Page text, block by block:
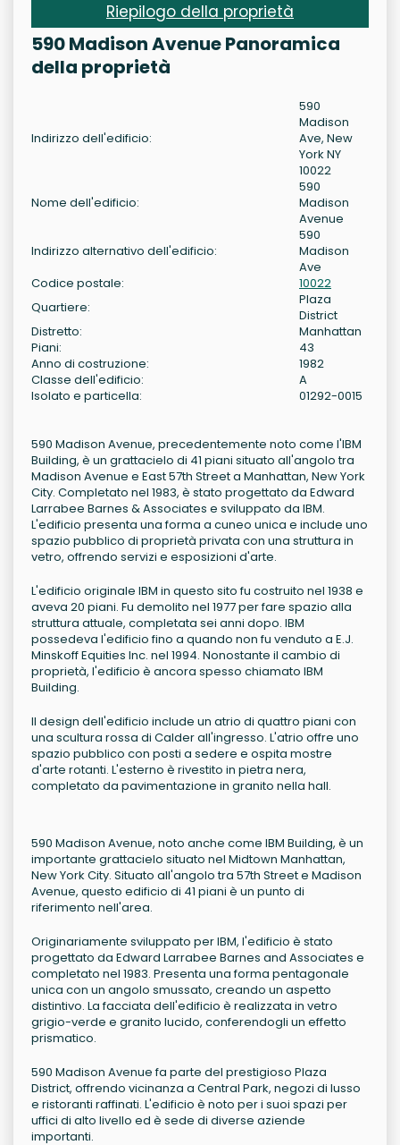
Riepilogo della proprietà
590 Madison Avenue Panoramica
della proprietà
Indirizzo dell'edificio:
590
Madison
Ave, New
York NY
10022
Nome dell'edificio:
590
Madison
Avenue
Indirizzo alternativo dell'edificio:
590
Madison
Ave
Codice postale:
10022
Quartiere:
Plaza
District
Distretto:
Manhattan
Piani:
43
Anno di costruzione:
1982
Classe dell'edificio:
A
Isolato e particella:
01292-0015
590 Madison Avenue, precedentemente noto come l'IBM
Building, è un grattacielo di 41 piani situato all'angolo tra
Madison Avenue e East 57th Street a Manhattan, New York
City. Completato nel 1983, è stato progettato da Edward
Larrabee Barnes & Associates e sviluppato da IBM.
L'edificio presenta una forma a cuneo unica e include uno
spazio pubblico di proprietà privata con una struttura in
vetro, offrendo servizi e esposizioni d'arte.
L'edificio originale IBM in questo sito fu costruito nel 1938 e
aveva 20 piani. Fu demolito nel 1977 per fare spazio alla
struttura attuale, completata sei anni dopo. IBM
possedeva l'edificio fino a quando non fu venduto a E.J.
Minskoff Equities Inc. nel 1994. Nonostante il cambio di
proprietà, l'edificio è ancora spesso chiamato IBM
Building.
Il design dell'edificio include un atrio di quattro piani con
una scultura rossa di Calder all'ingresso. L'atrio offre uno
spazio pubblico con posti a sedere e ospita mostre
d'arte rotanti. L'esterno è rivestito in pietra nera,
completato da pavimentazione in granito nella hall.
590 Madison Avenue, noto anche come IBM Building, è un
importante grattacielo situato nel Midtown Manhattan,
New York City. Situato all'angolo tra 57th Street e Madison
Avenue, questo edificio di 41 piani è un punto di
riferimento nell'area.
Originariamente sviluppato per IBM, l'edificio è stato
progettato da Edward Larrabee Barnes and Associates e
completato nel 1983. Presenta una forma pentagonale
unica con un angolo smussato, creando un aspetto
distintivo. La facciata dell'edificio è realizzata in vetro
grigio-verde e granito lucido, conferendogli un effetto
prismatico.
590 Madison Avenue fa parte del prestigioso Plaza
District, offrendo vicinanza a Central Park, negozi di lusso
e ristoranti raffinati. L'edificio è noto per i suoi spazi per
uffici di alto livello ed è sede di diverse aziende
importanti.